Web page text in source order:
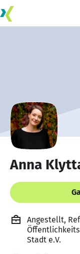
Anna
Angestellt,
Stadt e.V.